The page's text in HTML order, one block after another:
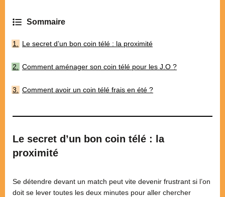
Le secret d’un bon coin télé : la proximité
Comment aménager son coin télé pour les J.O ?
Comment avoir un coin télé frais en été ?
Le secret d’un bon coin télé : la
proximité
Se détendre devant un match peut vite devenir frustrant si l’on
doit se lever toutes les deux minutes pour aller chercher